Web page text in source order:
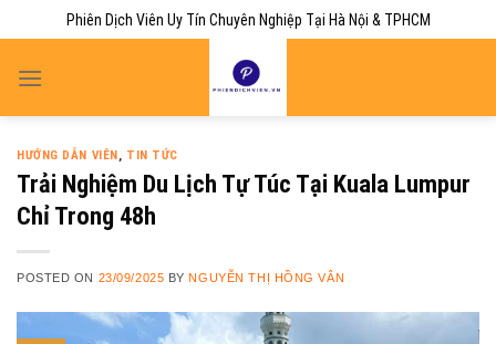
to
content
Phiên Dịch Viên Uy Tín Chuyên Nghiệp Tại Hà Nội & TPHCM
HƯỚNG DẪN VIÊN, TIN TỨC
Trải Nghiệm Du Lịch Tự Túc Tại Kuala Lumpur
Chỉ Trong 48h
POSTED ON 23/09/2025 BYNGUYỄN THỊ HỒNG VÂN